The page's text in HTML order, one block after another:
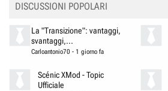
DISCUSSIONI POPOLARI
La "Transizione": vantaggi,
svantaggi,...
Carloantonio70 - 1 giorno fa
Scénic XMod - Topic
Ufficiale